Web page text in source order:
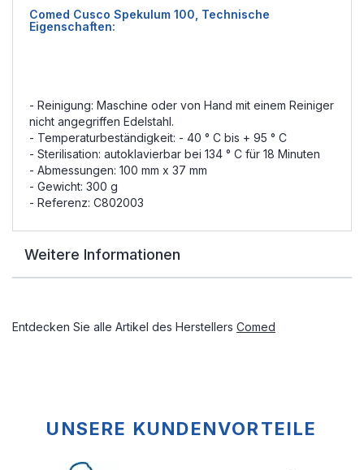
Comed Cusco Spekulum 100, Technische
Eigenschaften:
- Reinigung: Maschine oder von Hand mit einem Reiniger
nicht angegriffen Edelstahl.
- Temperaturbeständigkeit: - 40 ° C bis + 95 ° C
- Sterilisation: autoklavierbar bei 134 ° C für 18 Minuten
- Abmessungen: 100 mm x 37 mm
- Gewicht: 300 g
- Referenz: C802003
Weitere Informationen
Entdecken Sie alle Artikel des Herstellers Comed
UNSERE KUNDENVORTEILE